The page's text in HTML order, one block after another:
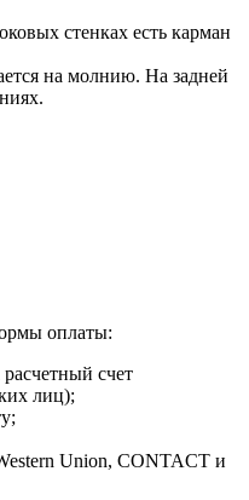
стенках есть карман
на молнию. На задней
оплаты:
счет
лиц);
Union, CONTACT и